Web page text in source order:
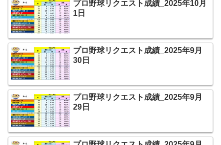
プロ野球リクエスト成績_2025年10月
1日
プロ野球リクエスト成績_2025年9月
30日
プロ野球リクエスト成績_2025年9月
29日